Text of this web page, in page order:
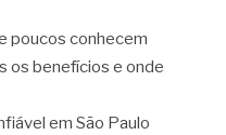
poucos conhecem
os benefícios e onde
em São Paulo